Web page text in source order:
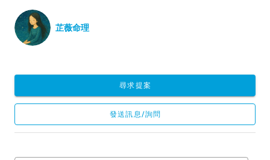
芷薇命理
尋求提案
發送訊息/詢問